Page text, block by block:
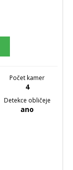
Počet kamer
4
Detekce obličeje
ano